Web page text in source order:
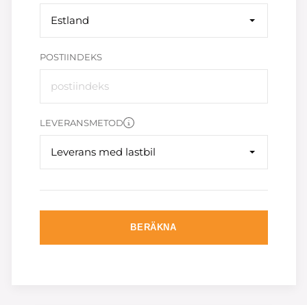
Estland
POSTIINDEKS
LEVERANSMETOD
Leverans med lastbil
BERÄKNA